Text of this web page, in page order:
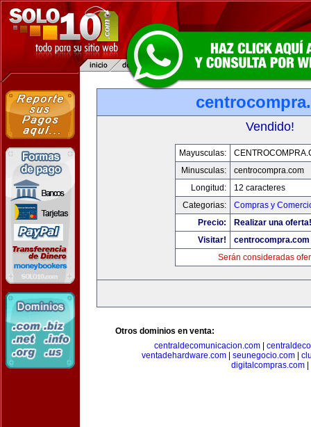
Vendido!
Mayusculas:
Minusculas:
centrocompra.com
Longitud:
12 caracteres
Categorias:
Compras y
Precio:
Realizar una oferta!
Visitar!
centrocompra.com
Serán consideradas
Otros dominios en venta:
centraldecomunicacion.com
ventadehardware.com| seunegocio.com|
digitalcompras.com